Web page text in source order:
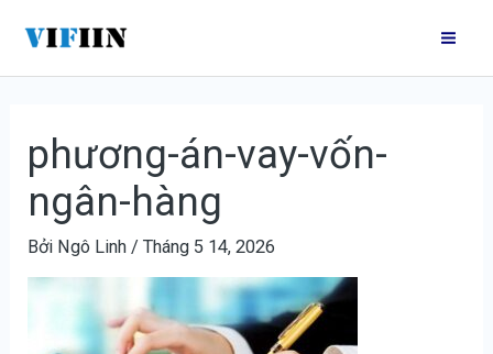
nội
phương-án-vay-vốn-
ngân-hàng
Bởi Ngô Linh /Tháng 5 14, 2026